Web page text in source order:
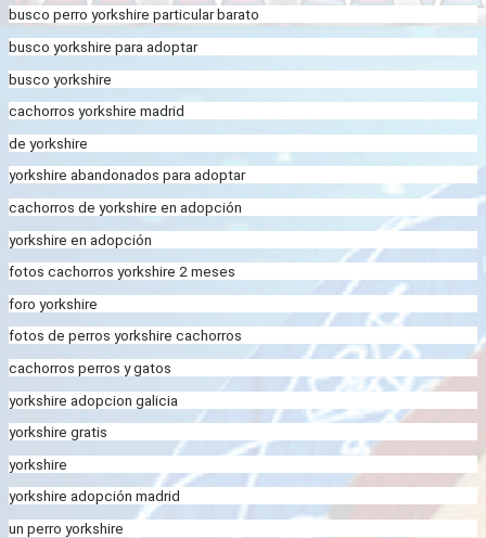
busco perro yorkshire particular barato
busco yorkshire para adoptar
busco yorkshire
cachorros yorkshire madrid
de yorkshire
yorkshire abandonados para adoptar
cachorros de yorkshire en adopción
yorkshire en adopción
fotos cachorros yorkshire 2 meses
foro yorkshire
fotos de perros yorkshire cachorros
cachorros perros y gatos
yorkshire adopcion galicia
yorkshire gratis
yorkshire
yorkshire adopción madrid
un perro yorkshire